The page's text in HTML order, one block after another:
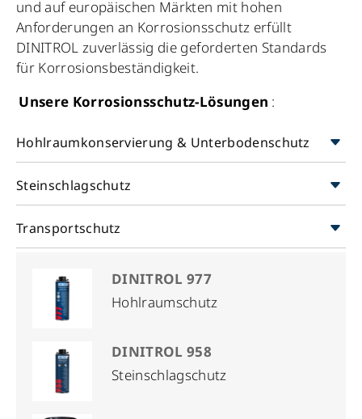
und auf europäischen Märkten mit hohen
Anforderungen an Korrosionsschutz erfüllt
DINITROL zuverlässig die geforderten Standards
für Korrosionsbeständigkeit.
Unsere Korrosionsschutz-Lösungen :
Hohlraumkonservierung & Unterbodenschutz
Steinschlagschutz
Transportschutz
DINITROL 977
Hohlraumschutz
DINITROL 958
Steinschlagschutz